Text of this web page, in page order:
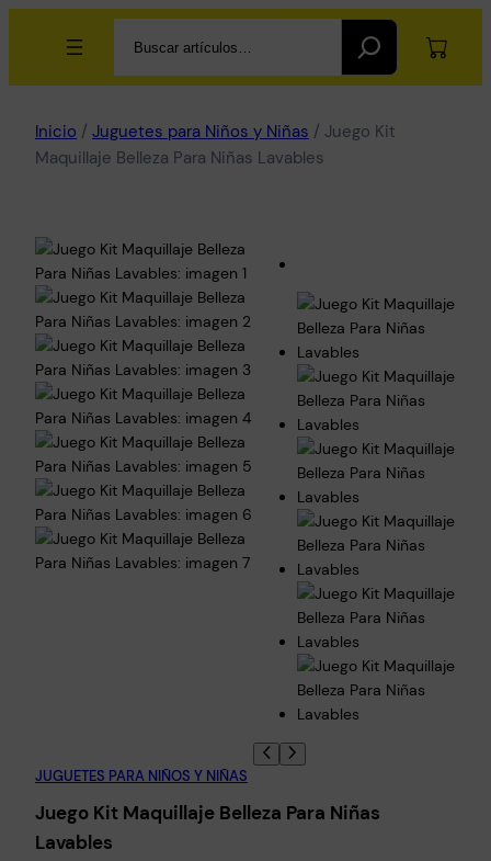
Inicio / Juguetes para Niños y Niñas / Juego Kit
Maquillaje Belleza Para Niñas Lavables
JUGUETES PARA NIÑOS Y NIÑAS
Juego Kit Maquillaje Belleza Para Niñas
Lavables